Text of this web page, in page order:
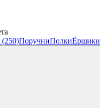
(250)ПоручниПолкиЁршики